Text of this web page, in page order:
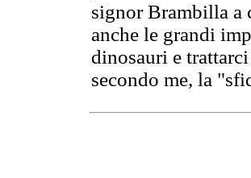
signor Brambilla a
anche le grandi
dinosauri e
secondo me, la